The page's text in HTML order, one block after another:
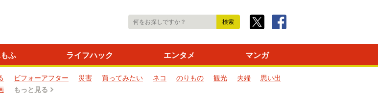
ふ ライフハック エンタメ マンガ
ビフォーアフター 災害 買ってみたい ネコ のりもの 観光 夫婦
思い出
もっと見る